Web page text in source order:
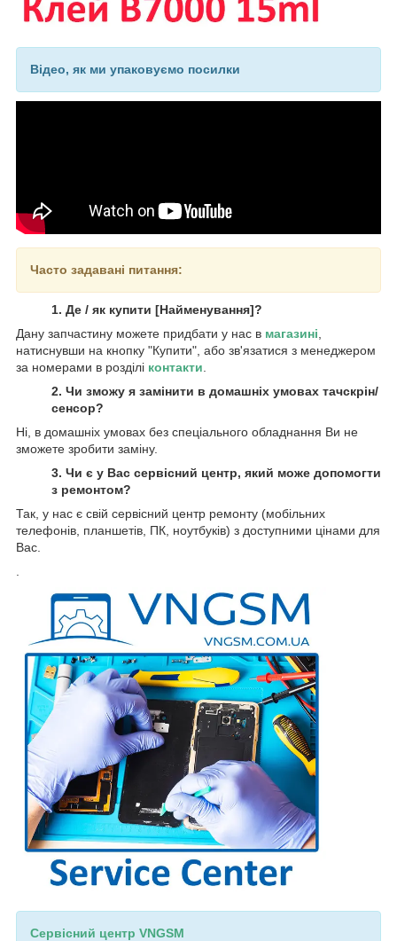
Відео, як ми упаковуємо посилки
Часто задавані питання:
1. Де / як купити [Найменування]?
Дану запчастину можете придбати у нас в магазині
натиснувши на кнопку "Купити", або зв'язатися з менеджером
за номерами в розділі контакти
2. Чи зможу я замінити в домашніх умовах тачскрін/
сенсор?
Ні, в домашніх умовах без спеціального обладнання Ви не
зможете зробити заміну.
3. Чи є у Вас сервісний центр, який може допомогти
з ремонтом?
Так, у нас є свій сервісний центр ремонту (мобільних
телефонів, планшетів, ПК, ноутбуків) з доступними цінами для
Вас.
Сервісний центр VNGSM